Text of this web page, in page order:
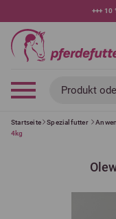
+++ 10
Produkt
Startseite Spezialfutter
4kg